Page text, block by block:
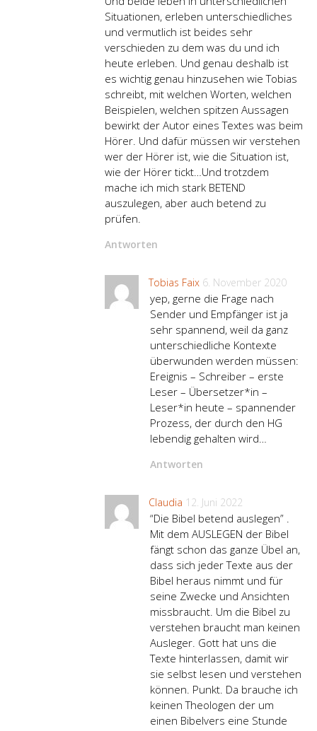
Situationen, erleben unterschiedliches
und vermutlich ist beides sehr
verschieden zu dem was du und ich
heute erleben. Und genau deshalb ist
es wichtig genau hinzusehen wie Tobias
schreibt, mit welchen Worten, welchen
Beispielen, welchen spitzen Aussagen
bewirkt der Autor eines Textes was beim
Hörer. Und dafür müssen wir verstehen
wer der Hörer ist, wie die Situation ist,
wie der Hörer tickt…Und trotzdem
mache ich mich stark BETEND
auszulegen, aber auch betend zu
prüfen.
Antworten
Tobias Faix 6. November 2020
yep, gerne die Frage nach
Sender und Empfänger ist ja
sehr spannend, weil da ganz
unterschiedliche Kontexte
überwunden werden müssen:
Ereignis – Schreiber – erste
Leser – Übersetzer*in –
Leser*in heute – spannender
Prozess, der durch den HG
lebendig gehalten wird…
Antworten
Claudia 12. Juni 2022
“Die Bibel betend auslegen” .
Mit dem AUSLEGEN der Bibel
fängt schon das ganze Übel an,
dass sich jeder Texte aus der
Bibel heraus nimmt und für
seine Zwecke und Ansichten
missbraucht. Um die Bibel zu
verstehen braucht man keinen
Ausleger. Gott hat uns die
Texte hinterlassen, damit wir
sie selbst lesen und verstehen
können. Punkt. Da brauche ich
keinen Theologen der um
einen Bibelvers eine Stunde